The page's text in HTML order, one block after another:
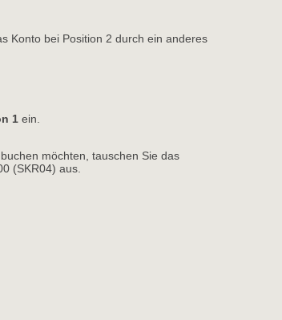
Konto bei Position 2 durch ein anderes
1 ein.
möchten, tauschen Sie das
(SKR04) aus.